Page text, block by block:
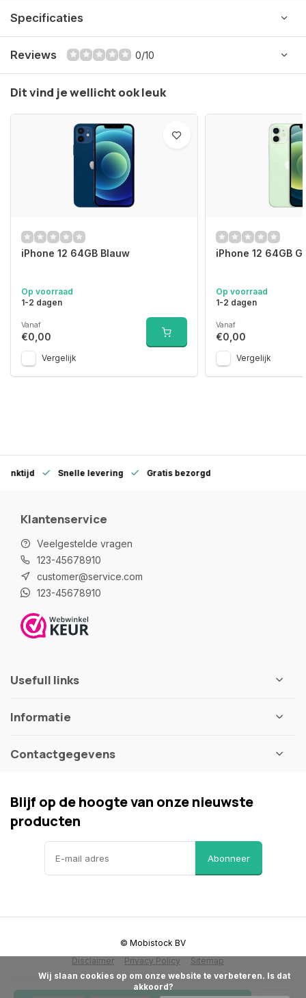
Specificaties
Reviews 0/10
Dit vind je wellicht ook leuk
iPhone 12 64GB Blauw
Op voorraad
1-2 dagen
Vanaf
€0,00
Vergelijk
iPhone 12 64GB
Op voorraad
1-2 dagen
Vanaf
€0,00
Vergelijk
Snelle levering Gratis bezorgd
Klantenservice
Veelgestelde vragen
123-45678910
customer@service.com
123-45678910
Usefull links
Informatie
Contactgegevens
Blijf op de hoogte van onze nieuwste
producten
Abonneer
Disclaimer Privacy Policy Sitemap
© Mobistock BV
akkoord?